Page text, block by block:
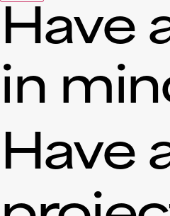
Have
in
Have